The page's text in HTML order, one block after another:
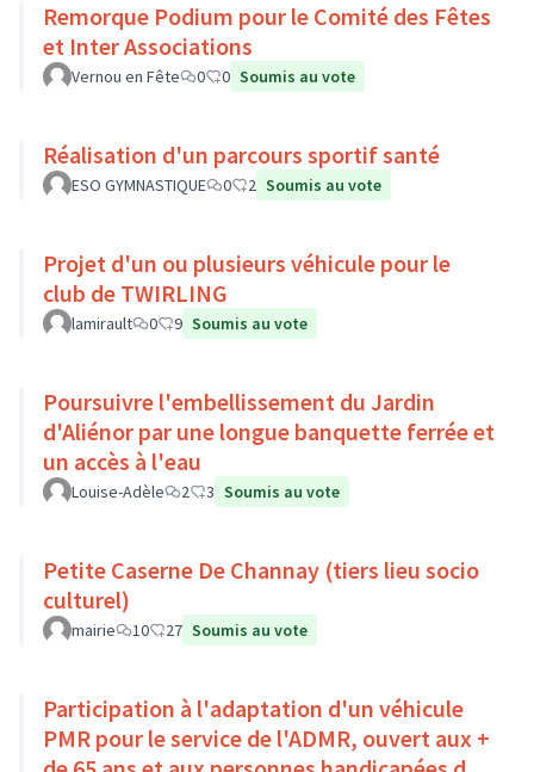
Remorque Podium pour le Comité des Fêtes
et Inter Associations
Vernou en Fête 0 0 Soumis au vote
Réalisation d'un parcours sportif santé
ESO GYMNASTIQUE 0 2 Soumis au vote
Projet d'un ou plusieurs véhicule pour le
club de TWIRLING
lamirault 0 9 Soumis au vote
Poursuivre l'embellissement du Jardin
d'Aliénor par une longue banquette ferrée et
un accès à l'eau
Louise-Adèle 2 3 Soumis au vote
Petite Caserne De Channay (tiers lieu socio
culturel)
mairie 10 27 Soumis au vote
Participation à l'adaptation d'un véhicule
PMR pour le service de l'ADMR, ouvert aux +